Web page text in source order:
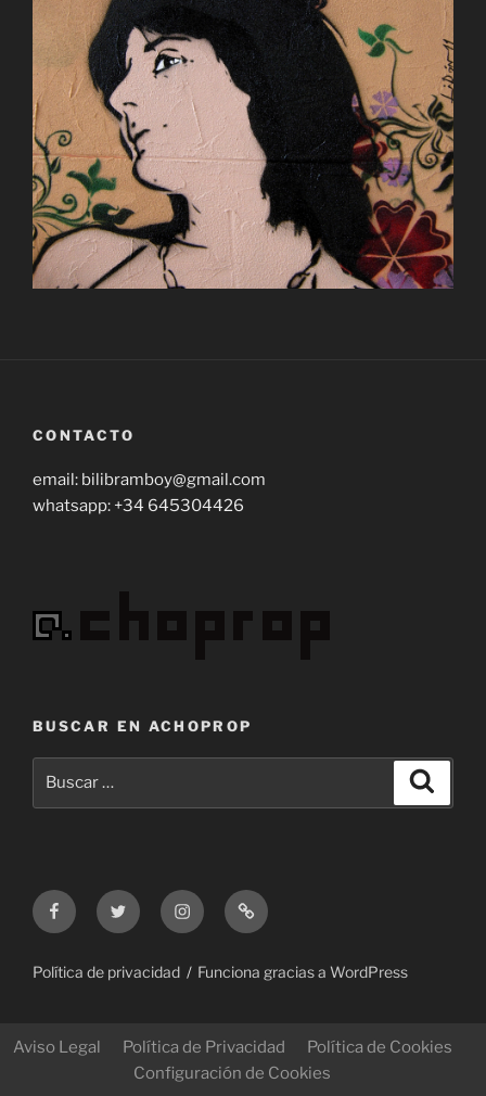
Hugo Goss
CONTACTO
email: bilibramboy@gmail.com
whatsapp: +34 645304426
BUSCAR EN ACHOPROP
FacebookTwitter InstagramCorreo
electrónico
Política de privacidad Funciona gracias a WordPress
Aviso Legal Política de Privacidad
Política de Cookies
Configuración de Cookies